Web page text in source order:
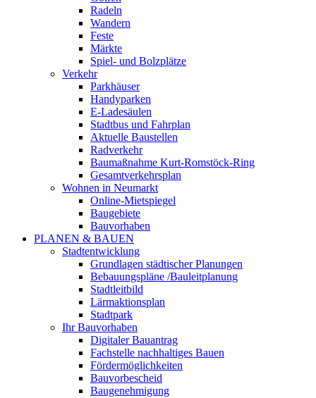
Radeln
Wandern
Feste
Märkte
Spiel- und Bolzplätze
Verkehr
Parkhäuser
Handyparken
E-Ladesäulen
Stadtbus und Fahrplan
Aktuelle Baustellen
Radverkehr
Baumaßnahme Kurt-Romstöck-Ring
Gesamtverkehrsplan
Wohnen in Neumarkt
Online-Mietspiegel
Baugebiete
Bauvorhaben
PLANEN & BAUEN
Stadtentwicklung
Grundlagen städtischer Planungen
Bebauungspläne /Bauleitplanung
Stadtleitbild
Lärmaktionsplan
Stadtpark
Ihr Bauvorhaben
Digitaler Bauantrag
Fachstelle nachhaltiges Bauen
Fördermöglichkeiten
Bauvorbescheid
Baugenehmigung